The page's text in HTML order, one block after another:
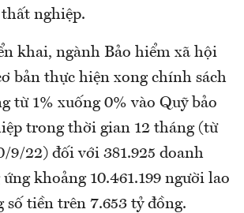
nghiệp.
khai, ngành Bảo hiểm xã hội
bản thực hiện xong chính sách
từ 1% xuống 0% vào Quỹ bảo
trong thời gian 12 tháng (từ
9/22) đối với 381.925 doanh
khoảng 10.461.199 người lao
số tiền trên 7.653 tỷ đồng.